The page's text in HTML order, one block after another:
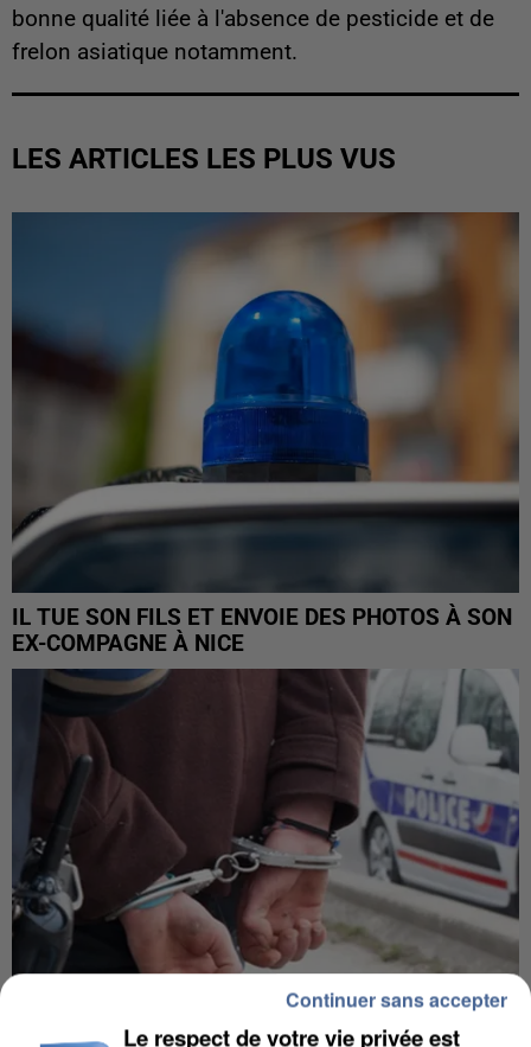
bonne qualité liée à l'absence de pesticide et de
frelon asiatique notamment.
LES ARTICLES LES PLUS VUS
IL TUE SON FILS ET ENVOIE DES PHOTOS À SON
EX-COMPAGNE À NICE
Le respect de votre vie privée est
Continuer sans accepter